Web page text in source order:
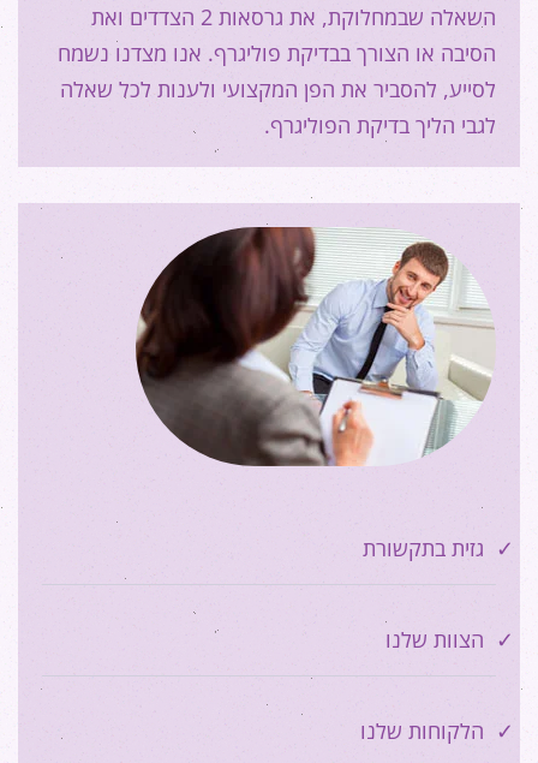
השאלה שבמחלוקת, את גרסאות 2 הצדדים ואת
הסיבה או הצורך בבדיקת פוליגרף. אנו מצדנו נשמח
לסייע, להסביר את הפן המקצועי ולענות לכל שאלה
לגבי הליך בדיקת הפוליגרף.
גזית בתקשורת
הצוות שלנו
הלקוחות שלנו